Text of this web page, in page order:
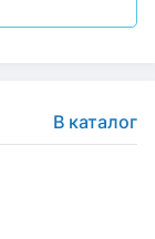
В каталог